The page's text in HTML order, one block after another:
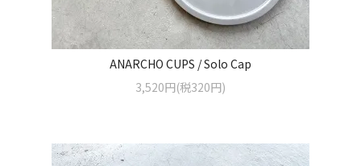
ANARCHO CUPS / Solo Cap
3,520円(税320円)